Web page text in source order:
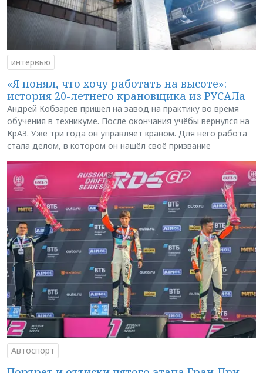
интервью
«Я понял, что хочу работать на высоте»:
история 20-летнего крановщика из РУСАЛа
Андрей Кобзарев пришёл на завод на практику во время
обучения в техникуме. После окончания учёбы вернулся на
КрАЗ. Уже три года он управляет краном. Для него работа
стала делом, в котором он нашёл своё призвание
Автоспорт